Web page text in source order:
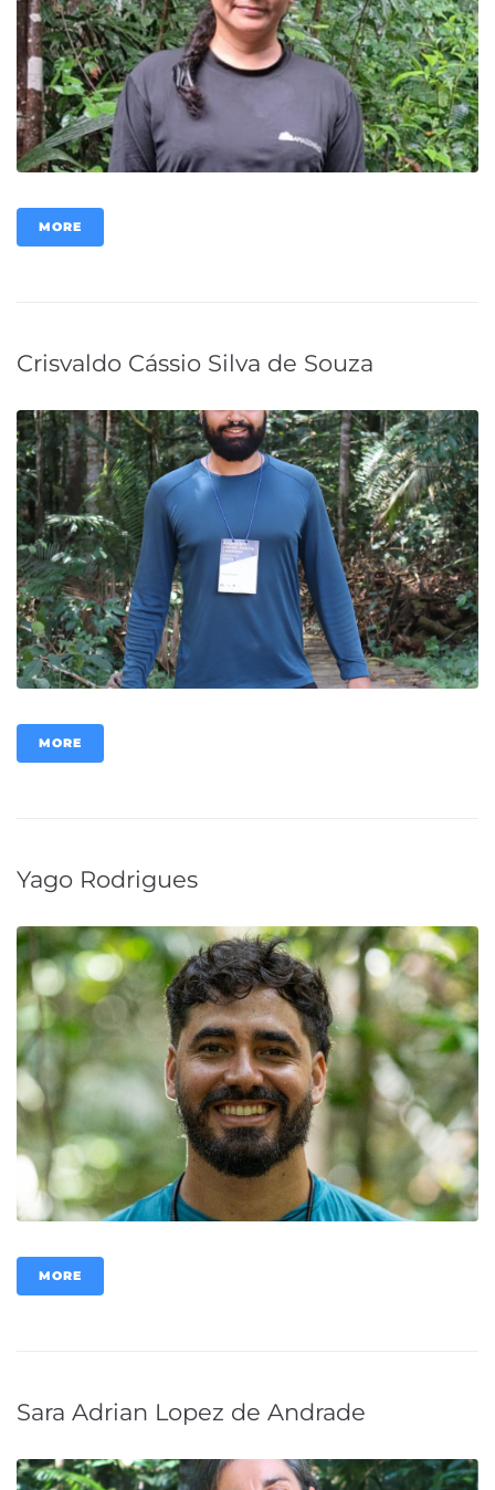
MORE
Crisvaldo Cássio Silva de Souza
MORE
Yago Rodrigues
MORE
Sara Adrian Lopez de Andrade